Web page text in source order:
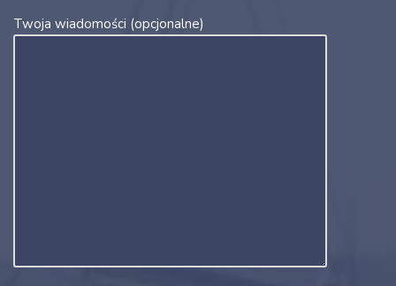
Twoja wiadomości (opcjonalne)